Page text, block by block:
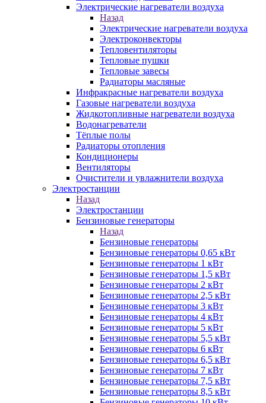
Электрические нагреватели воздуха
Назад
Электрические нагреватели воздуха
Электроконвекторы
Тепловентиляторы
Тепловые пушки
Тепловые завесы
Радиаторы масляные
Инфракрасные нагреватели воздуха
Газовые нагреватели воздуха
Жидкотопливные нагреватели воздуха
Водонагреватели
Тёплые полы
Радиаторы отопления
Кондиционеры
Вентиляторы
Очистители и увлажнители воздуха
Электростанции
Назад
Электростанции
Бензиновые генераторы
Назад
Бензиновые генераторы
Бензиновые генераторы 0,65 кВт
Бензиновые генераторы 1 кВт
Бензиновые генераторы 1,5 кВт
Бензиновые генераторы 2 кВт
Бензиновые генераторы 2,5 кВт
Бензиновые генераторы 3 кВт
Бензиновые генераторы 4 кВт
Бензиновые генераторы 5 кВт
Бензиновые генераторы 5,5 кВт
Бензиновые генераторы 6 кВт
Бензиновые генераторы 6,5 кВт
Бензиновые генераторы 7 кВт
Бензиновые генераторы 7,5 кВт
Бензиновые генераторы 8,5 кВт